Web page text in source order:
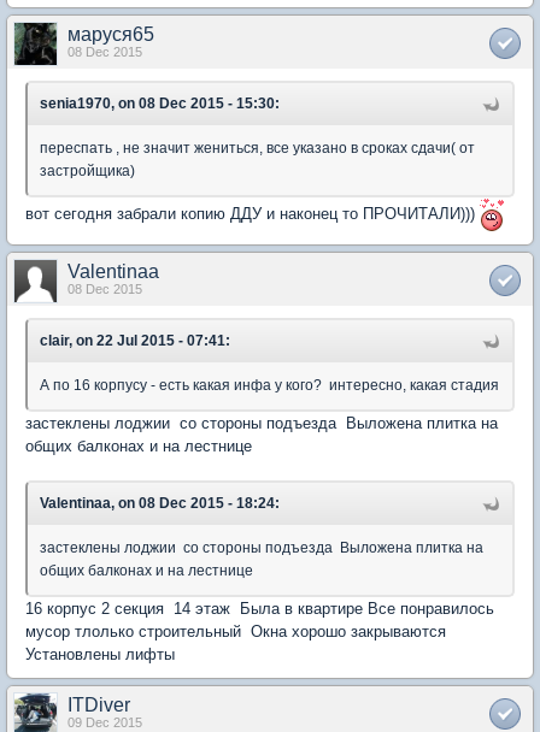
маруся65
08 Dec 2015
senia1970, on 08 Dec 2015 - 15:30:
переспать , не значит жениться, все указано в сроках сдачи( от
застройщика)
вот сегодня забрали копию ДДУ и наконец то ПРОЧИТАЛИ)))
Valentinaa
08 Dec 2015
clair, on 22 Jul 2015 - 07:41:
А по 16 корпусу - есть какая инфа у кого? интересно, какая стадия
застеклены лоджии со стороны подъезда Выложена плитка на
общих балконах и на лестнице
Valentinaa, on 08 Dec 2015 - 18:24:
застеклены лоджии со стороны подъезда Выложена плитка на
общих балконах и на лестнице
16 корпус 2 секция 14 этаж Была в квартире Все понравилось
мусор тлолько строительный Окна хорошо закрываются
Установлены лифты
ITDiver
09 Dec 2015